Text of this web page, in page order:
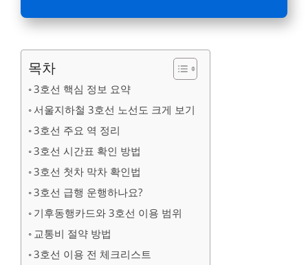
목차
3호선 핵심 정보 요약
서울지하철 3호선 노선도 크게 보기
3호선 주요 역 정리
3호선 시간표 확인 방법
3호선 첫차 막차 확인법
3호선 급행 운행하나요?
기후동행카드와 3호선 이용 범위
교통비 절약 방법
3호선 이용 전 체크리스트